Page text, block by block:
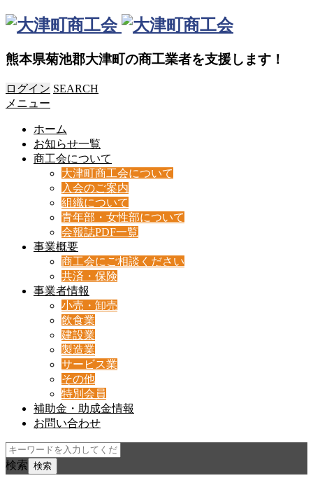
熊本県菊池郡大津町の商工業者を支援します！
ログイン SEARCH
メニュー
ホーム
お知らせ一覧
商工会について
大津町商工会について
入会のご案内
組織について
青年部・女性部について
会報誌PDF一覧
事業概要
商工会にご相談ください
共済・保険
事業者情報
小売・卸売
飲食業
建設業
製造業
サービス業
その他
特別会員
補助金・助成金情報
お問い合わせ
検索